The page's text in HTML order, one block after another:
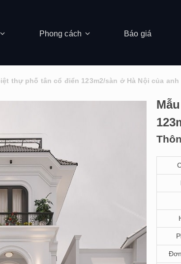
Phong cách Báo giá
thự phố tân cổ điển 123m2/sàn ở Hà Nội của anh